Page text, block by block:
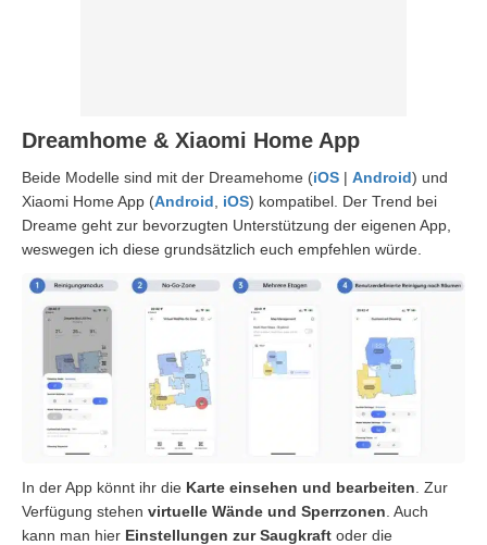
Dreamhome & Xiaomi Home App
Beide Modelle sind mit der Dreamehome (iOS | Android) und
Xiaomi Home App (Android iOS) kompatibel. Der Trend bei
Dreame geht zur bevorzugten Unterstützung der eigenen App,
weswegen ich diese grundsätzlich euch empfehlen würde.
In der App könnt ihr die Karte einsehen und bearbeiten . Zur
Verfügung stehen virtuelle Wände und Sperrzonen . Auch
kann man hier Einstellungen zur Saugkraft oder die